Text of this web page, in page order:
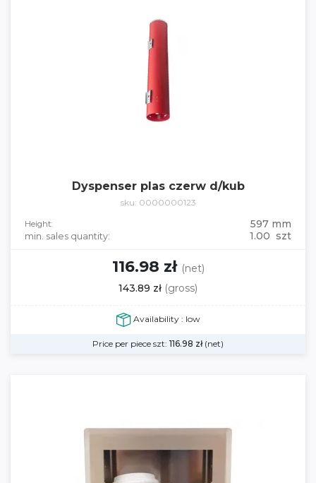
Dyspenser plas czerw d/kub
sku: 0000000123
Height: 597 mm
min. sales quantity: 1.00 szt
116.98 zł (net)
143.89 zł (gross)
Availability : low
Price per piece szt: 116.98 zł(net)